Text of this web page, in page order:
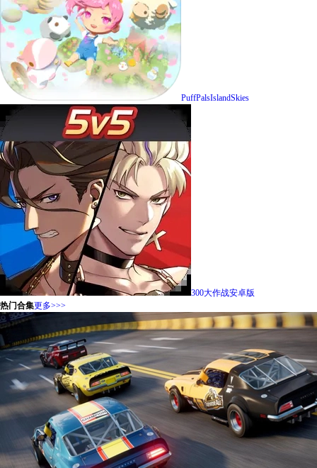
PuffPalsIslandSkies
300大作战安卓版
热门合集更多>>>